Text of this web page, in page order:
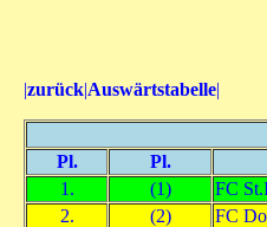
|zurück|Auswärtstabelle|
Pl.
Pl.
1.
(1) FC
2.
(2) FC